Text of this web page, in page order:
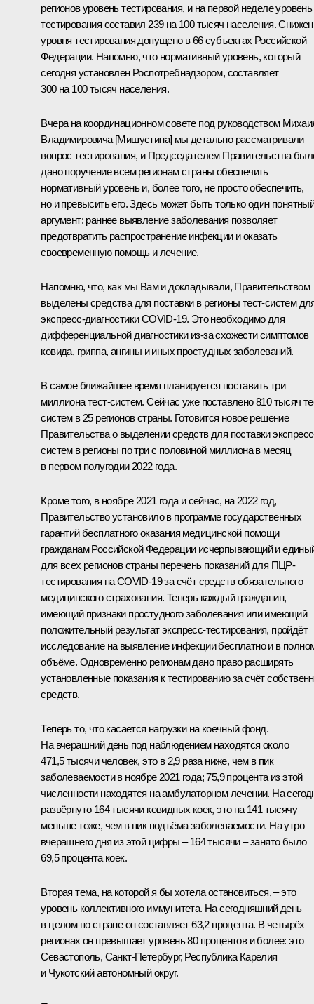
регионов уровень тестирования, и на первой неделе уровень
тестирования составил 239 на 100 тысяч населения.
уровня тестирования допущено в 66 субъектах Российской
Федерации. Напомню, что нормативный уровень, который
сегодня установлен Роспотребнадзором, составляет
300 на 100 тысяч населения.
Вчера на координационном совете под руководством
Владимировича [Мишустина] мы детально рассматривали
вопрос тестирования, и Председателем Правительства
дано поручение всем регионам страны обеспечить
нормативный уровень и, более того, не просто обеспечить,
но и превысить его. Здесь может быть только один
аргумент: раннее выявление заболевания позволяет
предотвратить распространение инфекции и оказать
своевременную помощь и лечение.
Напомню, что, как мы Вам и докладывали, Правительством
выделены средства для поставки в регионы тест-систем
экспресс-диагностики COVID-19. Это необходимо для
дифференциальной диагностики из-за схожести симптомов
ковида, гриппа, ангины и иных простудных заболеваний.
В самое ближайшее время планируется поставить три
миллиона тест-систем. Сейчас уже поставлено 810 тысяч
систем в 25 регионов страны. Готовится новое решение
Правительства о выделении средств для поставки
систем в регионы по три с половиной миллиона в месяц
в первом полугодии 2022 года.
Кроме того, в ноябре 2021 года и сейчас, на 2022 год,
Правительство установило в программе государственных
гарантий бесплатного оказания медицинской помощи
гражданам Российской Федерации исчерпывающий и
для всех регионов страны перечень показаний для ПЦР-
тестирования на COVID-19 за счёт средств обязательного
медицинского страхования. Теперь каждый гражданин,
имеющий признаки простудного заболевания или имеющий
положительный результат экспресс-тестирования, пройдёт
исследование на выявление инфекции бесплатно и в
объёме. Одновременно регионам дано право расширять
установленные показания к тестированию за счёт
средств.
Теперь то, что касается нагрузки на коечный фонд.
На вчерашний день под наблюдением находятся около
471,5 тысячи человек, это в 2,9 раза ниже, чем в пик
заболеваемости в ноябре 2021 года; 75,9 процента из этой
численности находятся на амбулаторном лечении. На
развёрнуто 164 тысячи ковидных коек, это на 141 тысячу
меньше тоже, чем в пик подъёма заболеваемости. На утро
вчерашнего дня из этой цифры – 164 тысячи – занято было
69,5 процента коек.
Вторая тема, на которой я бы хотела остановиться, – это
уровень коллективного иммунитета. На сегодняшний день
в целом по стране он составляет 63,2 процента. В четырёх
регионах он превышает уровень 80 процентов и более: это
Севастополь, Санкт-Петербург, Республика Карелия
и Чукотский автономный округ.